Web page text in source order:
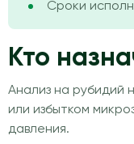
Сроки
Кто
Анализ на рубидий
или избытком
давления.